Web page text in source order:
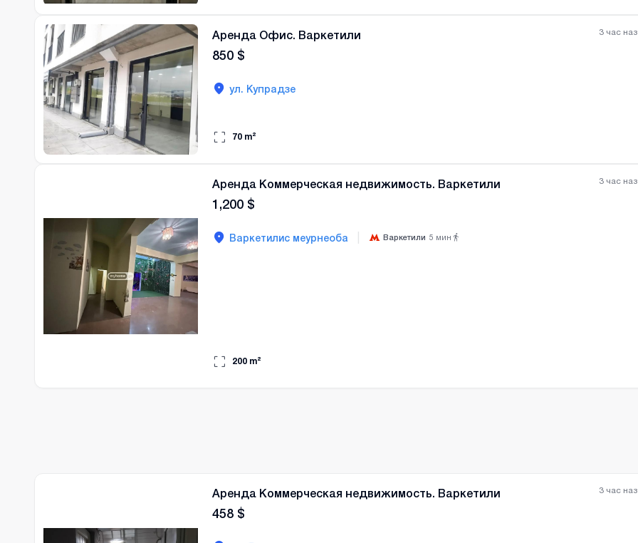
3 час
Аренда Офис. Варкетили
850 $
ул. Купрадзе
70 m²
3 час
Аренда Коммерческая недвижимость. Варкетили
1,200 $
Варкетилис меурнеоба Варкетили 5 мин
200 m²
3 час
Аренда Коммерческая недвижимость. Варкетили
458 $